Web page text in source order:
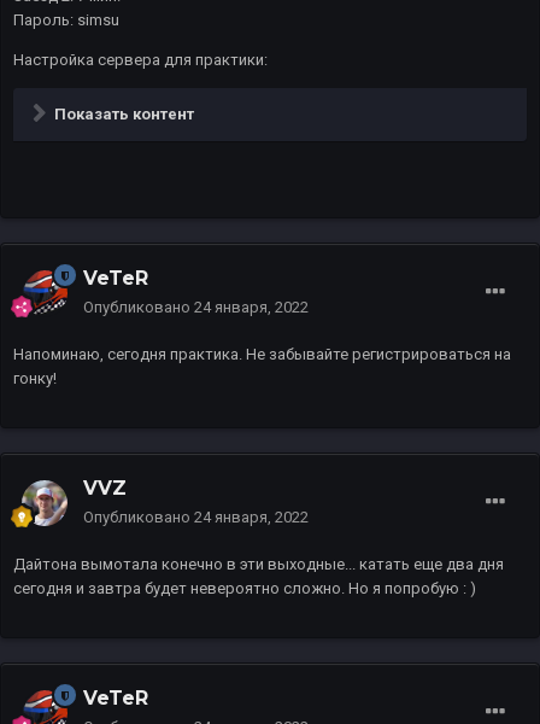
Пароль: simsu
Настройка сервера для практики:
Показать контент
VeTeR
Опубликовано 24 января, 2022
Напоминаю, сегодня практика. Не забывайте регистрироваться на
гонку!
VVZ
Опубликовано 24 января, 2022
Дайтона вымотала конечно в эти выходные... катать еще два дня
сегодня и завтра будет невероятно сложно. Но я попробую : )
VeTeR